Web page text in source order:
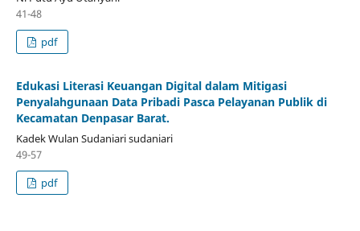
41-48
pdf
Edukasi Literasi Keuangan Digital dalam Mitigasi
Penyalahgunaan Data Pribadi Pasca Pelayanan Publik di
Kecamatan Denpasar Barat.
Kadek Wulan Sudaniari sudaniari
49-57
pdf